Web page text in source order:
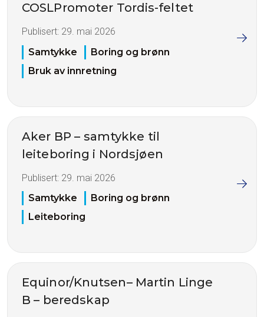
COSLPromoter Tordis-feltet
Publisert: 29. mai 2026
Samtykke
Boring og brønn
Bruk av innretning
Aker BP – samtykke til
leiteboring i Nordsjøen
Publisert: 29. mai 2026
Samtykke
Boring og brønn
Leiteboring
Equinor/Knutsen– Martin Linge
B – beredskap